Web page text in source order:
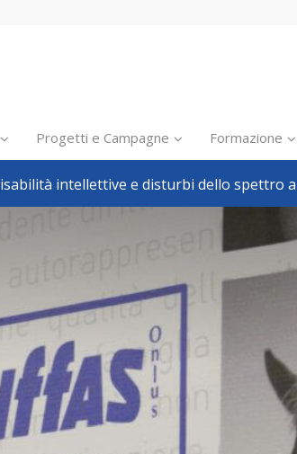
Inclusione scolastica
Inclusione lavorativa
Politiche sociali
Pillole
Formazione
Avvisi, bandi
Welfare locale
Progetti e Campagne Formazione
intellettive e disturbi dello spettro